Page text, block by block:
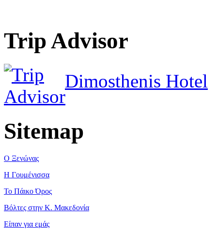
Trip Advisor
Dimosthenis Hotel
Sitemap
Ο Ξενώνας
Η Γουμένισσα
Το Πάικο Όρος
Βόλτες στην Κ. Μακεδονία
Είπαν για εμάς